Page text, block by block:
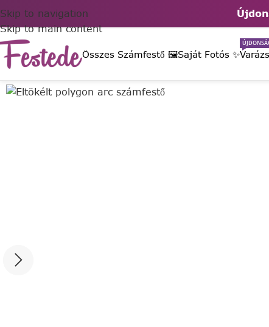
Skip to navigation
Skip to main content
Összes Számfestő 🖼️Saját Fotós ✨